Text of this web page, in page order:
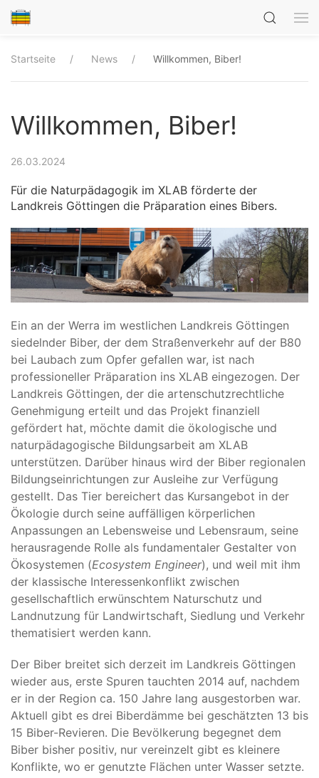
Startseite News Willkommen, Biber!
Willkommen, Biber!
26.03.2024
Für die Naturpädagogik im XLAB förderte der
Landkreis Göttingen die Präparation eines Bibers.
Ein an der Werra im westlichen Landkreis Göttingen
siedelnder Biber, der dem Straßenverkehr auf der B80
bei Laubach zum Opfer gefallen war, ist nach
professioneller Präparation ins XLAB eingezogen. Der
Landkreis Göttingen, der die artenschutzrechtliche
Genehmigung erteilt und das Projekt finanziell
gefördert hat, möchte damit die ökologische und
naturpädagogische Bildungsarbeit am XLAB
unterstützen. Darüber hinaus wird der Biber regionalen
Bildungseinrichtungen zur Ausleihe zur Verfügung
gestellt. Das Tier bereichert das Kursangebot in der
Ökologie durch seine auffälligen körperlichen
Anpassungen an Lebensweise und Lebensraum, seine
herausragende Rolle als fundamentaler Gestalter von
Ökosystemen (Ecosystem Engineer), und weil mit ihm
der klassische Interessenkonflikt zwischen
gesellschaftlich erwünschtem Naturschutz und
Landnutzung für Landwirtschaft, Siedlung und Verkehr
thematisiert werden kann.
Der Biber breitet sich derzeit im Landkreis Göttingen
wieder aus, erste Spuren tauchten 2014 auf, nachdem
er in der Region ca. 150 Jahre lang ausgestorben war.
Aktuell gibt es drei Biberdämme bei geschätzten 13 bis
15 Biber-Revieren. Die Bevölkerung begegnet dem
Biber bisher positiv, nur vereinzelt gibt es kleinere
Konflikte, wo er genutzte Flächen unter Wasser setzte.